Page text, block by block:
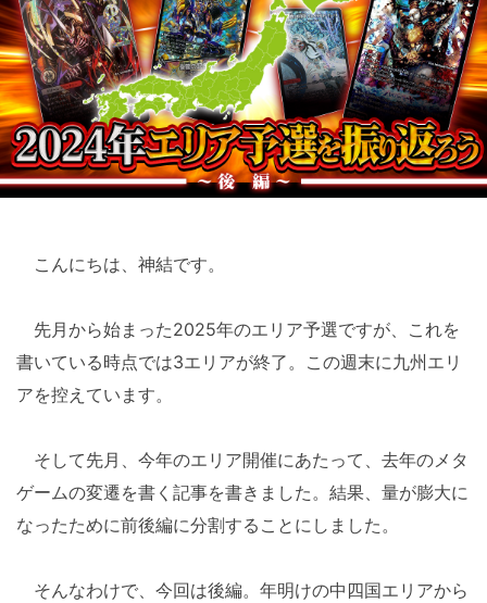
こんにちは、神結です。
先月から始まった2025年のエリア予選ですが、これを
書いている時点では3エリアが終了。この週末に九州エリ
アを控えています。
そして先月、今年のエリア開催にあたって、去年のメタ
ゲームの変遷を書く記事を書きました。結果、量が膨大に
なったために前後編に分割することにしました。
そんなわけで、今回は後編。年明けの中四国エリアから